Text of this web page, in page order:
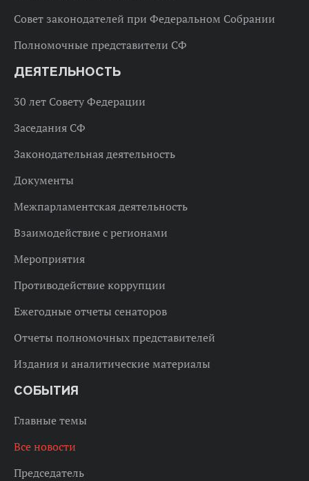
Совет законодателей при Федеральном Собрании
Полномочные представители СФ
ДЕЯТЕЛЬНОСТЬ
30 лет Совету Федерации
Заседания СФ
Законодательная деятельность
Документы
Межпарламентская деятельность
Взаимодействие с регионами
Мероприятия
Противодействие коррупции
Ежегодные отчеты сенаторов
Отчеты полномочных представителей
Издания и аналитические материалы
СОБЫТИЯ
Главные темы
Все новости
Председатель